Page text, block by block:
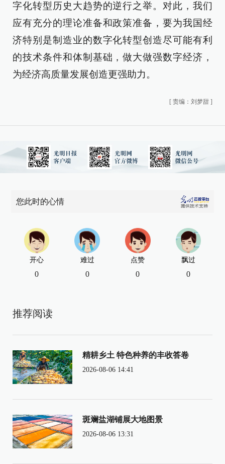
字化转型历史大趋势的逆行之举。对此，我们
应有充分的理论准备和政策准备，要为我国经
济特别是制造业的数字化转型创造尽可能有利
的技术条件和体制基础，做大做强数字经济，
为经济高质量发展创造更强助力。
[ 责编：刘梦甜 ]
您此时的心情
开心
0
难过
0
点赞
0
飘过
0
推荐阅读
精耕乡土 特色种养的丰收答卷
2026-08-06 14:41
斑斓盐湖铺展大地图景
2026-08-06 13:31